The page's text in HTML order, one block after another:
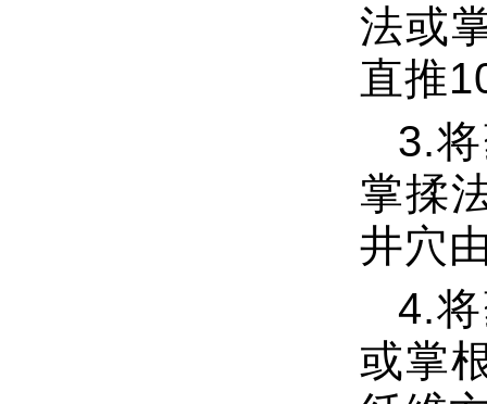
法或
直推
3.
掌揉
井穴
4.
或掌